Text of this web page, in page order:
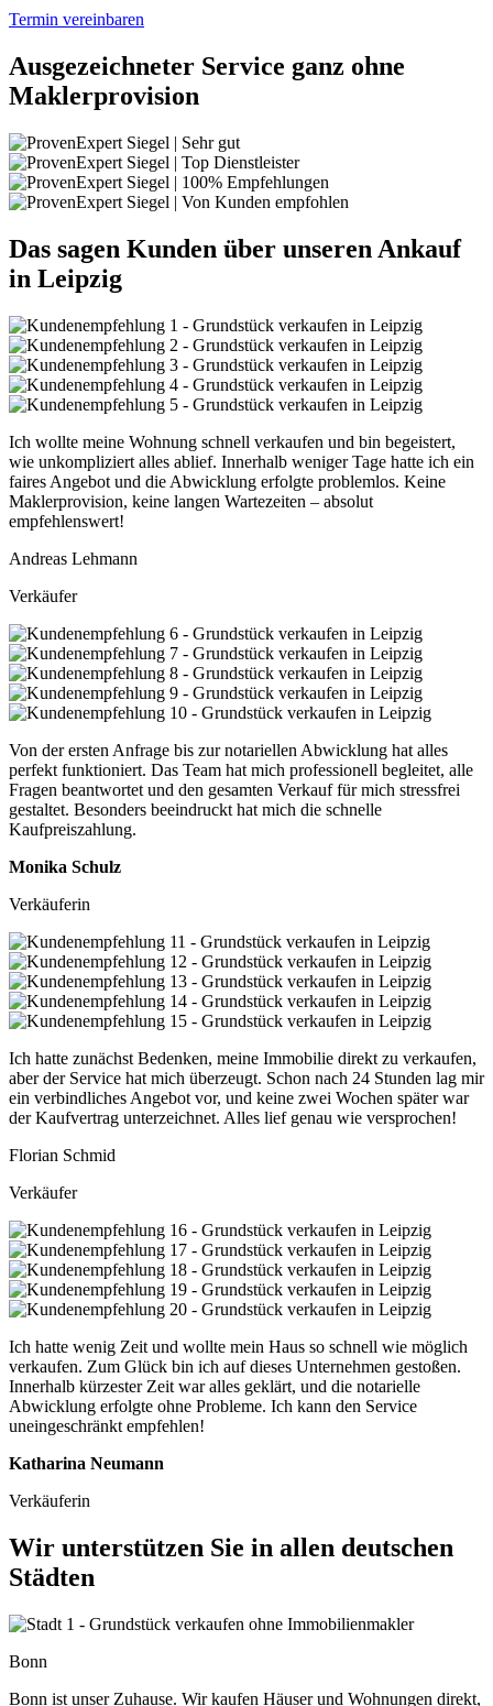
Termin vereinbaren
Ausgezeichneter Service ganz ohne
Maklerprovision
Das sagen Kunden über unseren Ankauf
in Leipzig
Ich wollte meine Wohnung schnell verkaufen und bin begeistert,
wie unkompliziert alles ablief. Innerhalb weniger Tage hatte ich ein
faires Angebot und die Abwicklung erfolgte problemlos. Keine
Maklerprovision, keine langen Wartezeiten – absolut
empfehlenswert!
Andreas Lehmann
Verkäufer
Von der ersten Anfrage bis zur notariellen Abwicklung hat alles
perfekt funktioniert. Das Team hat mich professionell begleitet, alle
Fragen beantwortet und den gesamten Verkauf für mich stressfrei
gestaltet. Besonders beeindruckt hat mich die schnelle
Kaufpreiszahlung.
Monika Schulz
Verkäuferin
Ich hatte zunächst Bedenken, meine Immobilie direkt zu verkaufen,
aber der Service hat mich überzeugt. Schon nach 24 Stunden lag mir
ein verbindliches Angebot vor, und keine zwei Wochen später war
der Kaufvertrag unterzeichnet. Alles lief genau wie versprochen!
Florian Schmid
Verkäufer
Ich hatte wenig Zeit und wollte mein Haus so schnell wie möglich
verkaufen. Zum Glück bin ich auf dieses Unternehmen gestoßen.
Innerhalb kürzester Zeit war alles geklärt, und die notarielle
Abwicklung erfolgte ohne Probleme. Ich kann den Service
uneingeschränkt empfehlen!
Katharina Neumann
Verkäuferin
Wir unterstützen Sie in allen deutschen
Städten
Bonn
Bonn ist unser Zuhause. Wir kaufen Häuser und Wohnungen direkt,